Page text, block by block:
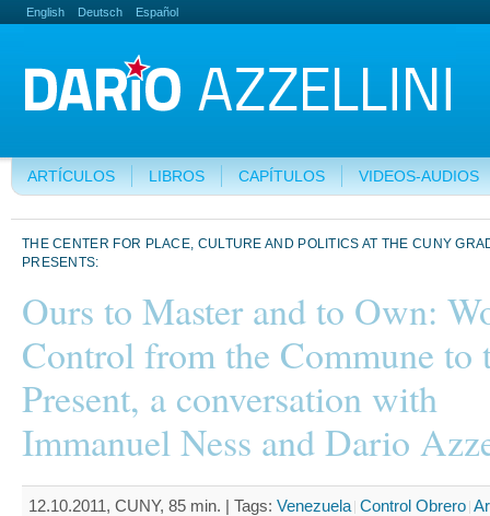
English Deutsch Español
ARTÍCULOS LIBROS CAPÍTULOS VIDEOS-AUDIOS
THE CENTER FOR PLACE, CULTURE AND POLITICS AT THE CUNY
PRESENTS:
Ours to Master and to Own:
Control from the Commune to
Present, a conversation with
Immanuel Ness and Dario
12.10.2011, CUNY, 85 min. | Tags: Venezuela Control Obrero